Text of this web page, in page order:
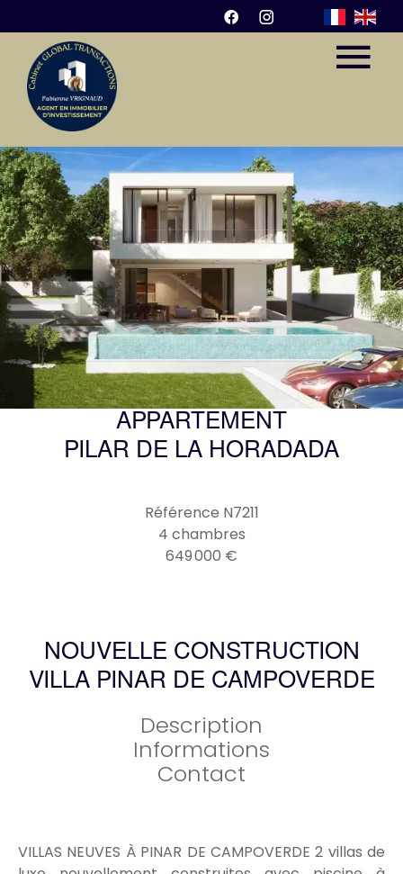
APPARTEMENT
PILAR DE LA HORADADA
Référence N7211
4 chambres
649 000 €
NOUVELLE CONSTRUCTION
VILLA PINAR DE CAMPOVERDE
Description
Informations
Contact
VILLAS NEUVES À PINAR DE CAMPOVERDE 2 villas de